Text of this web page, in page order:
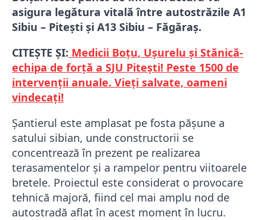
asigura legătura vitală între autostrăzile A1
Sibiu – Pitești și A13 Sibiu – Făgăraș.
CITEȘTE ȘI: Medicii Boțu, Ușurelu și Stănică-
echipa de forță a SJU Pitești! Peste 1500 de
intervenții anuale. Vieți salvate, oameni
vindecați!
Șantierul este amplasat pe fosta pășune a
satului sibian, unde constructorii se
concentrează în prezent pe realizarea
terasamentelor și a rampelor pentru viitoarele
bretele. Proiectul este considerat o provocare
tehnică majoră, fiind cel mai amplu nod de
autostradă aflat în acest moment în lucru.